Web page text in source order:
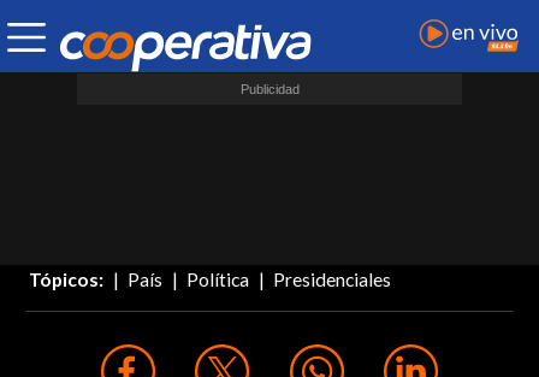
Tópicos: País Política Presidenciales